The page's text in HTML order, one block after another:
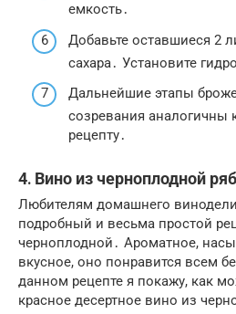
емкость․
Добавьте оставшиеся 2
сахара․ Установите
Дальнейшие этапы
созревания аналогичны
рецепту․
4․ Вино из черноплодной
Любителям домашнего
подробный и весьма простой
черноплодной․ Ароматное,
вкусное, оно понравится всем
данном рецепте я покажу, как
красное десертное вино из